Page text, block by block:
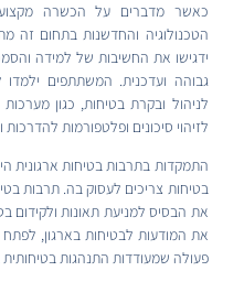
כאשר מדברים על הכשרה
הטכנולוגיה והחדשנות בתחום זה
ידגישו את החשיבות של למידה
גבוהה ועדכנית. המשתתפים
לניהול ובקרת בטיחות, כגון
לזיהוי סיכונים ופלטפורמות להדרכות
התמקדות בתרבות בטיחות ארגונית
בטיחות צריכים לעסוק בה. תרבות
את הבסיס למניעת תאונות ולקידום
את המודעות לבטיחות בארגון, לפתח
פעולה שמעודדות התנהגות